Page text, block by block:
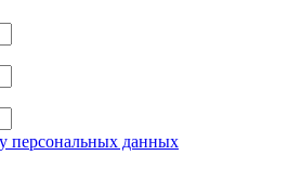
персональных данных